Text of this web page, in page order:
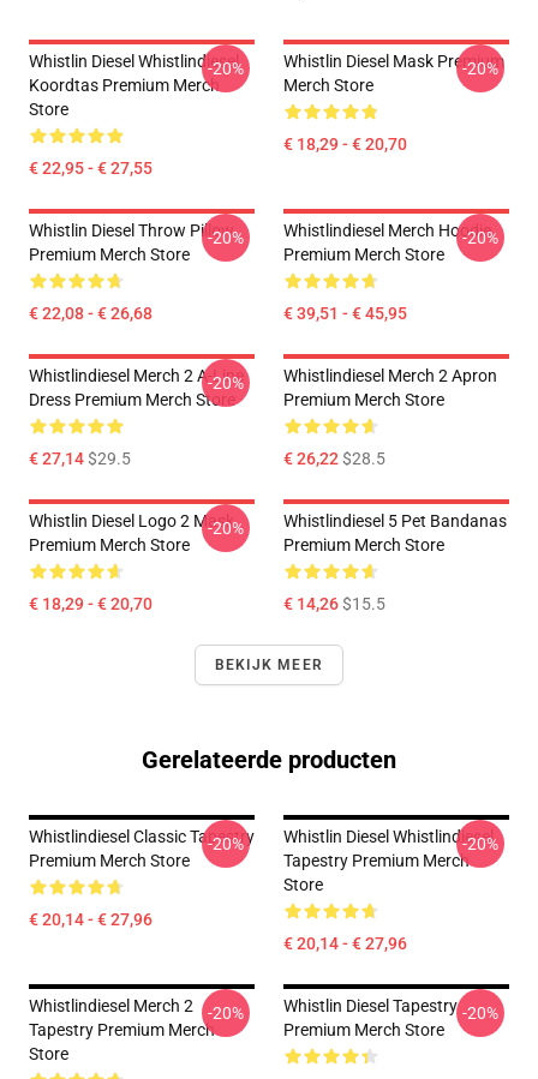
Whistlin Diesel Whistlindiesel
Koordtas Premium Merch
Store
€ 22,95 - € 27,55
-20%
Whistlin Diesel Mask Premium
Merch Store
€ 18,29 - € 20,70
-20%
Whistlin Diesel Throw Pillow
Premium Merch Store
€ 22,08 - € 26,68
-20%
Whistlindiesel Merch Hoodie
Premium Merch Store
€ 39,51 - € 45,95
-20%
Whistlindiesel Merch 2 A-Line
Dress Premium Merch Store
€ 27,14$29.5
-20%
Whistlindiesel Merch 2 Apron
Premium Merch Store
€ 26,22$28.5
Whistlin Diesel Logo 2 Mask
Premium Merch Store
€ 18,29 - € 20,70
-20%
Whistlindiesel 5 Pet Bandanas
Premium Merch Store
€ 14,26$15.5
BEKIJK MEER
Gerelateerde producten
Whistlindiesel Classic Tapestry
Premium Merch Store
€ 20,14 - € 27,96
-20%
Whistlin Diesel Whistlindiesel
Tapestry Premium Merch
Store
€ 20,14 - € 27,96
-20%
Whistlindiesel Merch 2
Tapestry Premium Merch
Store
-20%
Whistlin Diesel Tapestry
Premium Merch Store
-20%